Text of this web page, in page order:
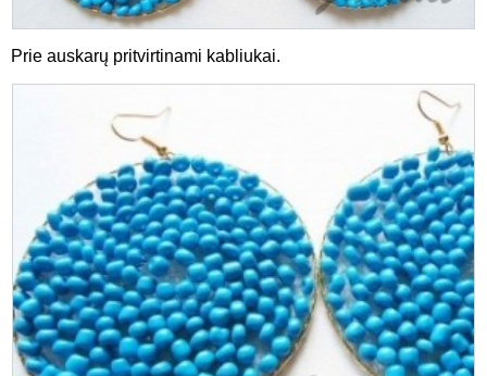
Prie auskarų pritvirtinami kabliukai.